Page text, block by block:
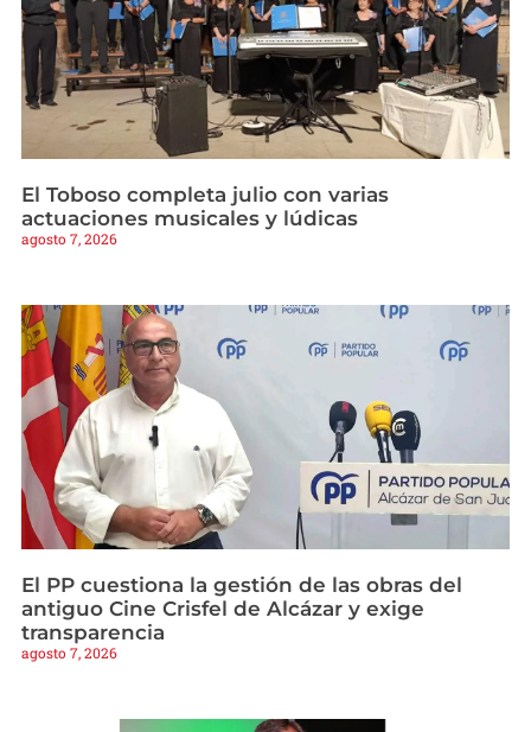
El Toboso completa julio con varias
actuaciones musicales y lúdicas
agosto 7, 2026
El PP cuestiona la gestión de las obras del
antiguo Cine Crisfel de Alcázar y exige
transparencia
agosto 7, 2026